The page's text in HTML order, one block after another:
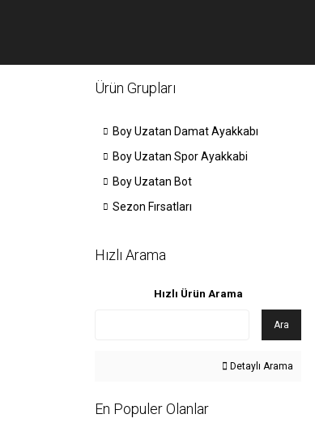
Ürün Grupları
Boy Uzatan Damat Ayakkabı
Boy Uzatan Spor Ayakkabi
Boy Uzatan Bot
Sezon Fırsatları
Hızlı Arama
Hızlı Ürün Arama
Ara
Detaylı Arama
En Populer Olanlar